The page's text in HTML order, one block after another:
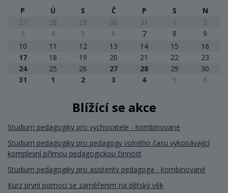
P
Ú S Č P S
N
27
28 29 30 31 1
2
3
4 5 6 7 8
9
10
11 12 13 14 15
16
17
18 19 20 21 22
23
24
25 26 27 28 29
30
31
1 2 3 4 5 6
Blížící se akce
Studium pedagogiky pro vychovatele - kombinované
Studium pedagogiky pro pedagogy volného času vykonávající
komplexní přímou pedagogickou činnost
Studium pedagogiky pro asistenty pedagoga - kombinované
Kurz první pomoci se zaměřením na dětský věk